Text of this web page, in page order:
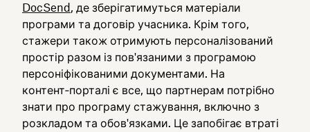
DocSend , де зберігатимуться матеріали
програми та договір учасника. Крім того,
стажери також отримують персоналізований
простір разом із пов'язаними з програмою
персоніфікованими документами. На
контент‑порталі є все, що партнерам потрібно
знати про програму стажування, включно з
розкладом та обов'язками. Це запобігає втраті